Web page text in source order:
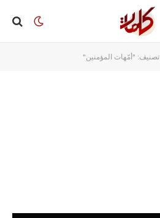
تصنيف: "أمّهات المؤمنين"